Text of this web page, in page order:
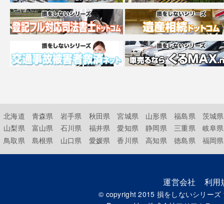
北海道 青森県 岩手県 秋田県 宮城県 山形県 福島県
茨城県
山梨県
富山県 石川県 福井県 愛知県 静岡県 三重県
岐阜県
鳥取県
島根県 山口県 愛媛県 香川県 高知県 徳島県 福岡県
運営会社 利用
© copyright 2015 損をしないシリー